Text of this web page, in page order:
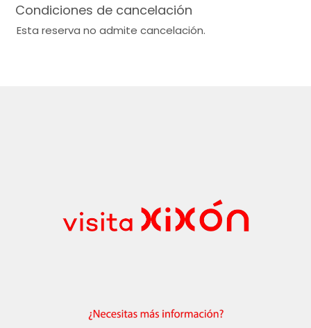
Condiciones de cancelación
Esta reserva no admite cancelación.